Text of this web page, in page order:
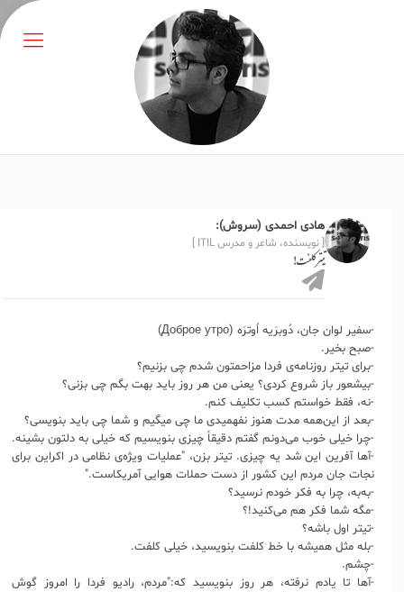
هادی احمدی (سروش):
[ نویسنده، شاعر و مدرس ITIL ]
تیتر کلفت!
-سفیر لوان جان، دُوبرَیه اُوترَه (Доброе утро)
-صبح بخیر.
-برای تیتر روزنامه‌ی فردا مزاحمتون شدم چی بزنیم؟
-بیشعور باز شروع کردی؟ یعنی من هر روز باید بهت بگم چی بزنی؟
-نه، فقط خواستم کسب تکلیف کنم.
-بعد از این‌همه مدت هنوز نفهمیدی ما چی میگیم و شما چی باید بنویسی؟
-چرا خیلی خوب می‌دونم گفتم دقیقاً چیزی بنویسیم که خیلی به دلتون بشینه.
-آها آفرین این شد یه چیزی. تیتر بزن، "عملیات ویژه‌ی نظامی در اکراین برای
نجات جان مردم این کشور از دست حملات هوایی آمریکاست."
-به‌به، چرا به فکر خودم نرسید؟
-مگه شما فکر هم می‌کنید!؟
-تیتر اول باشه؟
-بله مثل همیشه با خط کلفت بنویسید، خیلی کلفت.
-چشم.
-آها تا یادم نرفته، هر روز بنویسید که:"مردم، رادیو فردا را امروز گوش